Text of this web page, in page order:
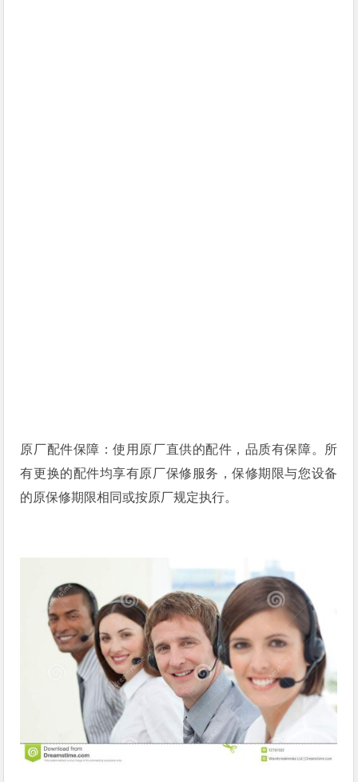
原厂配件保障：使用原厂直供的配件，品质有保障。所
有更换的配件均享有原厂保修服务，保修期限与您设备
的原保修期限相同或按原厂规定执行。